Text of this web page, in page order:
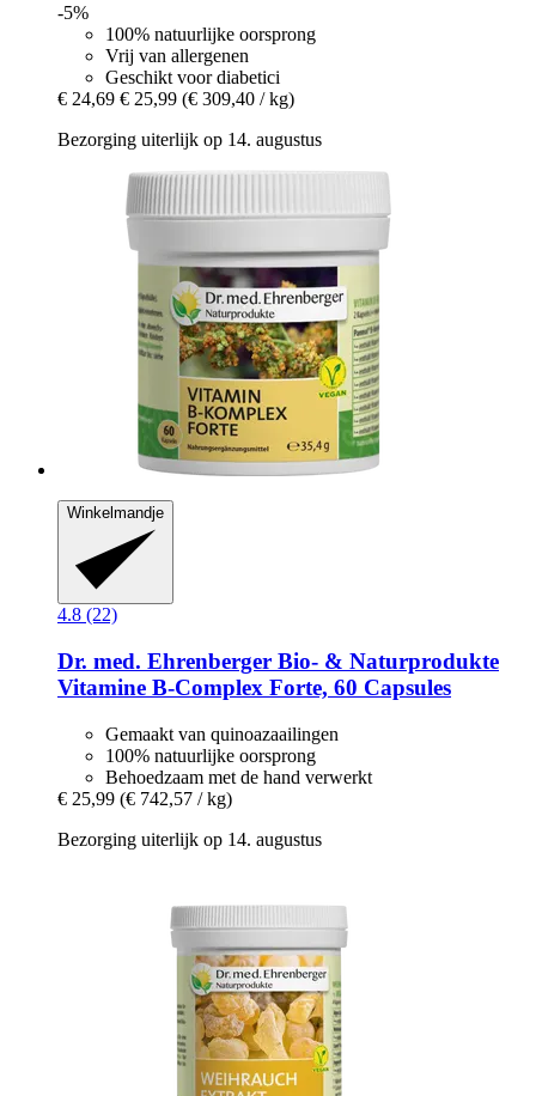
-5%
100% natuurlijke oorsprong
Vrij van allergenen
Geschikt voor diabetici
€ 24,69 € 25,99 (€ 309,40 / kg)
Bezorging uiterlijk op 14. augustus
Winkelmandje
4.8 (22)
Dr. med. Ehrenberger Bio- & Naturprodukte
Vitamine B-​Complex Forte, 60 Capsules
Gemaakt van quinoazaailingen
100% natuurlijke oorsprong
Behoedzaam met de hand verwerkt
€ 25,99 (€ 742,57 / kg)
Bezorging uiterlijk op 14. augustus